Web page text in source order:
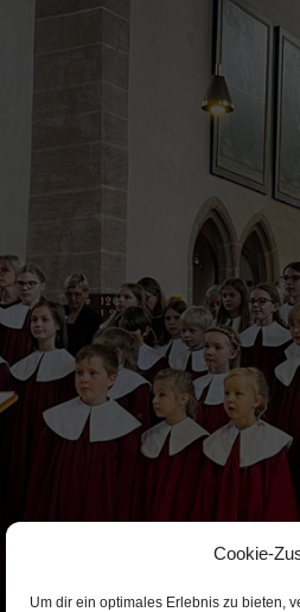
Cookie-
Um dir ein optimales Erlebnis zu bieten,